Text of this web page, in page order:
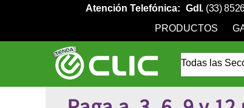
Atención Telefónica: Gdl. (33)
PRODUCTOS